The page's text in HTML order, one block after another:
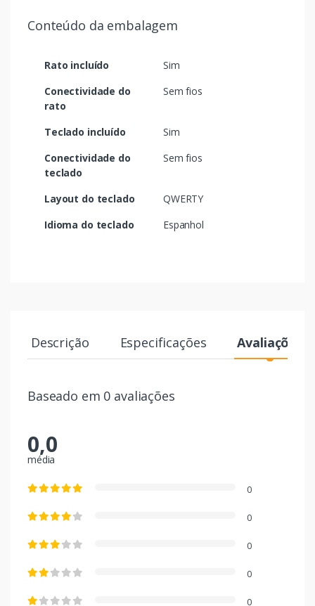
Conteúdo da embalagem
Rato incluído
Sim
Conectividade do
rato
Sem fios
Teclado incluído
Sim
Conectividade do
teclado
Sem fios
Layout do teclado
QWERTY
Idioma do teclado
Espanhol
Descrição Especificações Avaliações
Baseado em 0 avaliações
0,0
média
0
0
0
0
0